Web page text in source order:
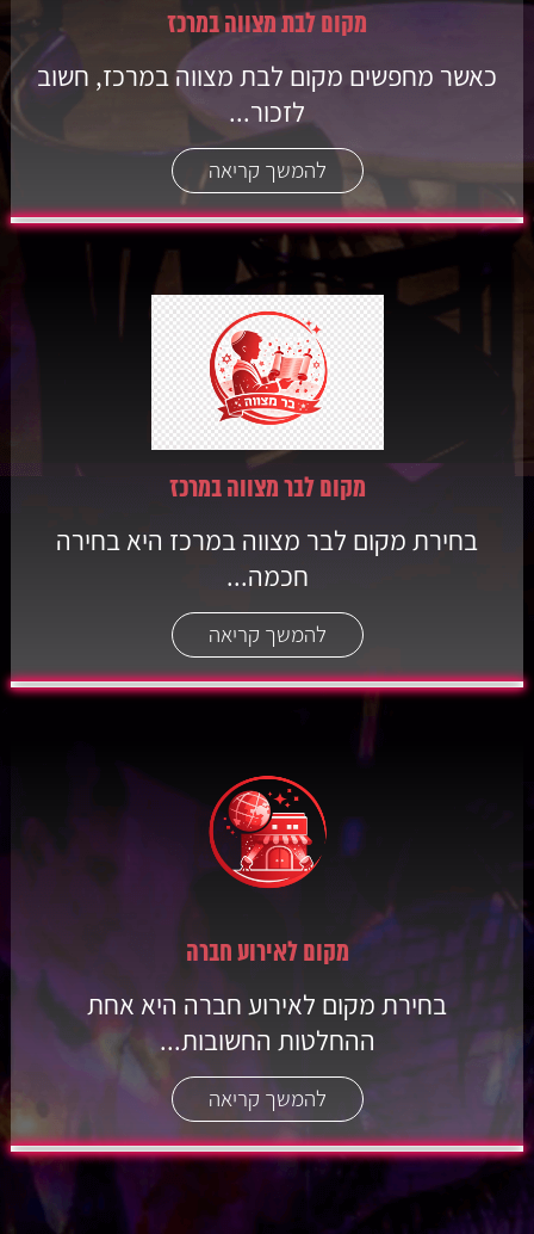
מקום לבת מצווה במרכז
כאשר מחפשים מקום לבת מצווה במרכז, חשוב
לזכור...
להמשך קריאה
מקום לבר מצווה במרכז
בחירת מקום לבר מצווה במרכז היא בחירה
חכמה...
להמשך קריאה
מקום לאירוע חברה
בחירת מקום לאירוע חברה היא אחת
ההחלטות החשובות...
להמשך קריאה